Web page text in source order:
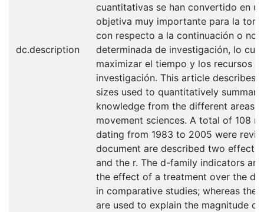
dc.description
cuantitativas se han convertido en
objetiva muy importante para la
con respecto a la continuación o no
determinada de investigación, lo
maximizar el tiempo y los recursos
investigación. This article describes
sizes used to quantitatively
knowledge from the different areas
movement sciences. A total of 108
dating from 1983 to 2005 were
document are described two effect
and the r. The d-family indicators
the effect of a treatment over the
in comparative studies; whereas the
are used to explain the magnitude